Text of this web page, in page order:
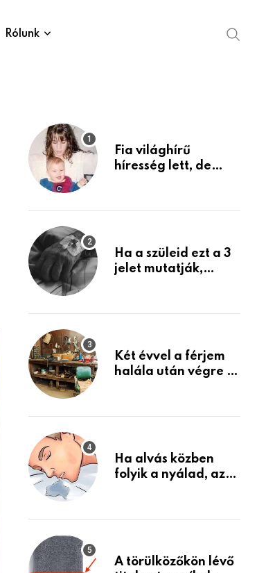
Rólunk
Fia világhírű
híresség lett, de
mint azt el tudnád
Ha a szüleid ezt a 3
jelet mutatják,
Készülj fel arra, ami
Két évvel a férjem
halála után végre át
holmiját – amit
életemet
Ha alvás közben
folyik a nyálad, az
A törülközőkön lévő